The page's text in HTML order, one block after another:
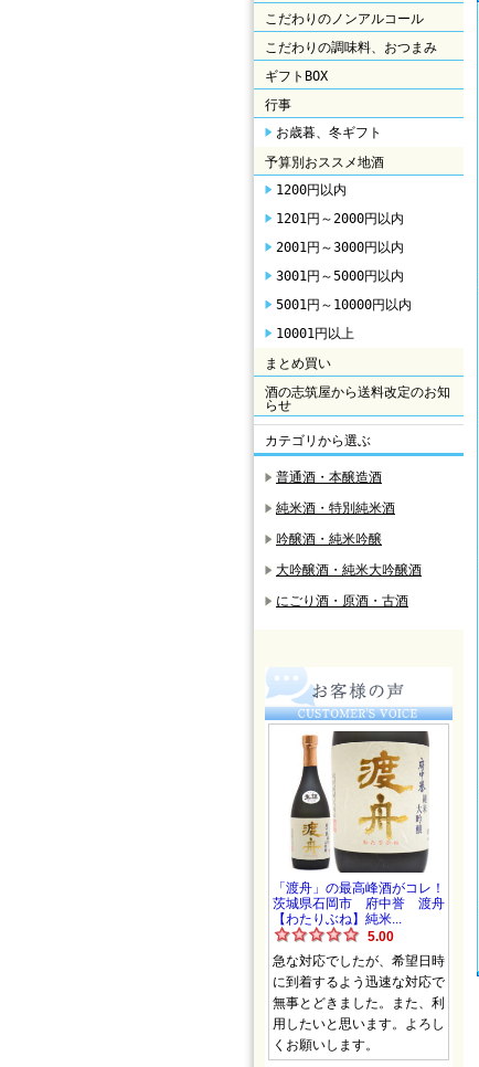
こだわりのノンアルコール
こだわりの調味料、おつまみ
ギフトBOX
行事
お歳暮、冬ギフト
予算別おススメ地酒
1200円以内
1201円～2000円以内
2001円～3000円以内
3001円～5000円以内
5001円～10000円以内
10001円以上
まとめ買い
酒の志筑屋から送料改定のお知
らせ
カテゴリから選ぶ
普通酒・本醸造酒
純米酒・特別純米酒
吟醸酒・純米吟醸
大吟醸酒・純米大吟醸酒
にごり酒・原酒・古酒